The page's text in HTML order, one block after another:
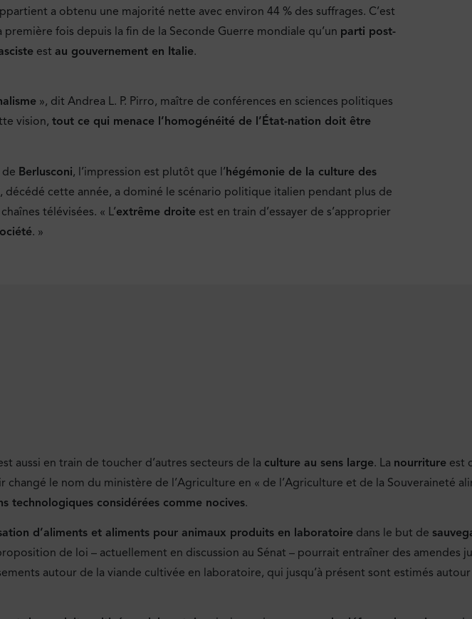
a obtenu une majorité nette avec environ 44 % des suffrages. C’est
première fois depuis la fin de la Seconde Guerre mondiale qu’un parti post-
est au gouvernement en Italie.
», dit Andrea L. P. Pirro, maître de conférences en sciences politiques
vision, tout ce qui menace l’homogénéité de l’État-nation doit être
Berlusconi, l’impression est plutôt que l’hégémonie de la culture des
cette année, a dominé le scénario politique italien pendant plus de
télévisées. « L’extrême droite est en train d’essayer de s’approprier
. »
aussi en train de toucher d’autres secteurs de la culture au sens large. La nourriture est
le nom du ministère de l’Agriculture en « de l’Agriculture et de la Souveraineté
technologiques considérées comme nocives.
d’aliments et aliments pour animaux produits en laboratoire dans le but de
de loi – actuellement en discussion au Sénat – pourrait entraîner des amendes
autour de la viande cultivée en laboratoire, qui jusqu’à présent sont estimés